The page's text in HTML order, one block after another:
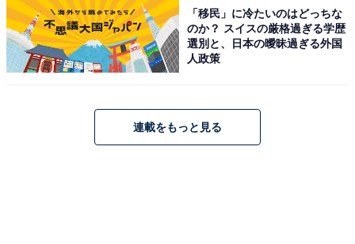
2位には永島優美さんがランクイン。関西学院大学を卒
業後、2014年にフジテレビに入社。『めざましテレビ』
し、現在は『めざまし8』でメインキャスターを務めて
「移民」に冷たいのはどっちな
のか？ スイスの厳格過ぎる学歴
選別と、日本の曖昧過ぎる外国
人政策
連載をもっと見る